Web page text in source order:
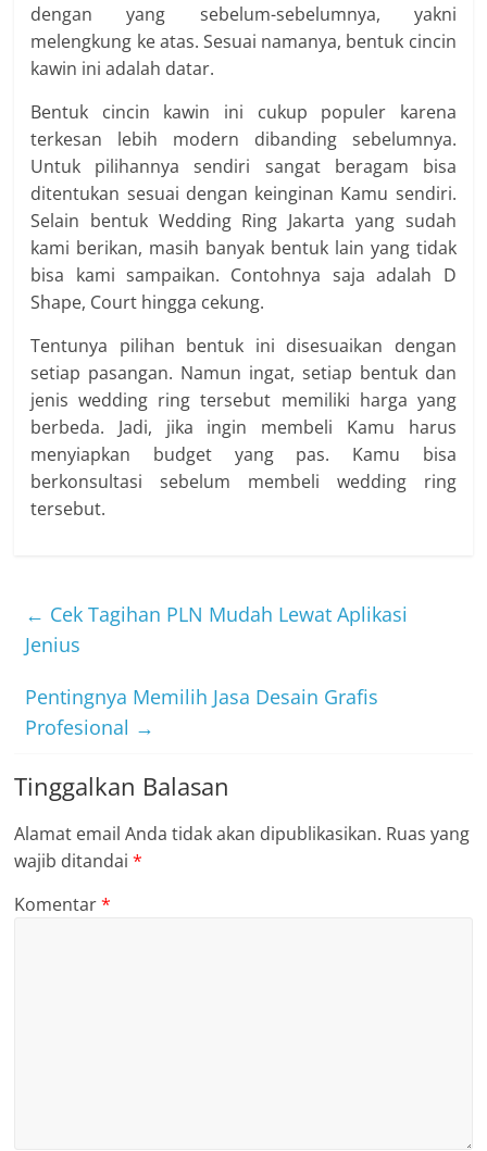
dengan yang sebelum-sebelumnya, yakni
melengkung ke atas. Sesuai namanya, bentuk cincin
kawin ini adalah datar.
Bentuk cincin kawin ini cukup populer karena
terkesan lebih modern dibanding sebelumnya.
Untuk pilihannya sendiri sangat beragam bisa
ditentukan sesuai dengan keinginan Kamu sendiri.
Selain bentuk Wedding Ring Jakarta yang sudah
kami berikan, masih banyak bentuk lain yang tidak
bisa kami sampaikan. Contohnya saja adalah D
Shape, Court hingga cekung.
Tentunya pilihan bentuk ini disesuaikan dengan
setiap pasangan. Namun ingat, setiap bentuk dan
jenis wedding ring tersebut memiliki harga yang
berbeda. Jadi, jika ingin membeli Kamu harus
menyiapkan budget yang pas. Kamu bisa
berkonsultasi sebelum membeli wedding ring
tersebut.
← Cek Tagihan PLN Mudah Lewat Aplikasi
Jenius
Pentingnya Memilih Jasa Desain Grafis
Profesional →
Tinggalkan Balasan
Alamat email Anda tidak akan dipublikasikan. Ruas yang
wajib ditandai*
Komentar*